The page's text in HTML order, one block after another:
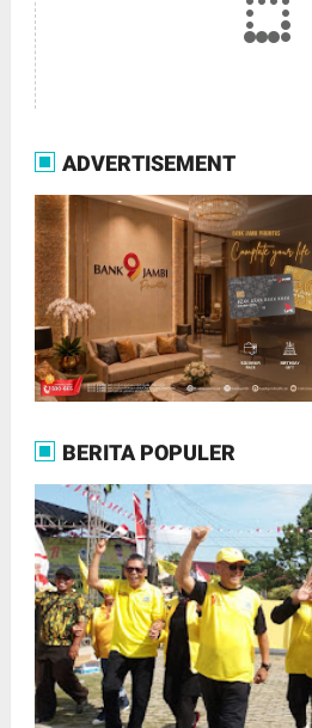
ADVERTISEMENT
BERITA POPULER